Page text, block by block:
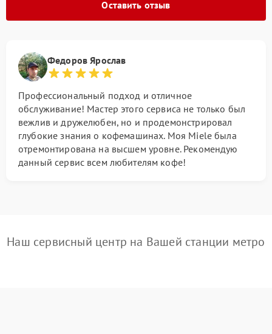
Оставить отзыв
Федоров Ярослав
Профессиональный подход и отличное
обслуживание! Мастер этого сервиса не только был
вежлив и дружелюбен, но и продемонстрировал
глубокие знания о кофемашинах. Моя Miele была
отремонтирована на высшем уровне. Рекомендую
данный сервис всем любителям кофе!
Наш сервисный центр на Вашей станции метро